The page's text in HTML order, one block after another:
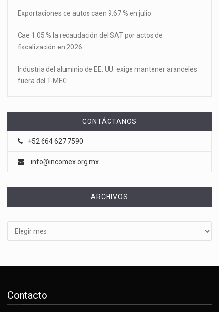
Exportaciones de autos caen 9.67 % en julio
Cae 1.05 % la recaudación del SAT por actos de
fiscalización en 2026
Industria del aluminio de EE. UU. exige mantener aranceles
fuera del T-MEC
CONTÁCTANOS
+52 664 627 7590
info@incomex.org.mx
ARCHIVOS
Contacto